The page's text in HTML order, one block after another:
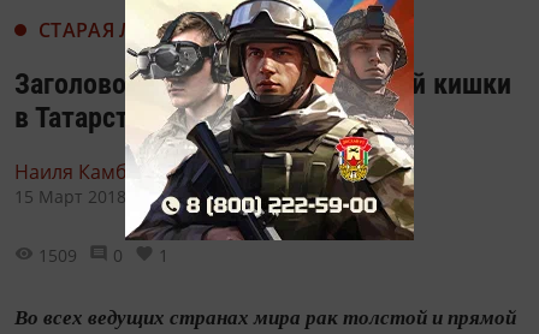
СТАРАЯ ЛЕНТА НОВОСТЕЙ
Заголовок: Рак толстой и прямой кишки
в Татарстане на первом месте
Наиля Камберова,
15 Март 2018 - 10:20
1509 0 1
Во всех ведущих странах мира рак толстой и прямой